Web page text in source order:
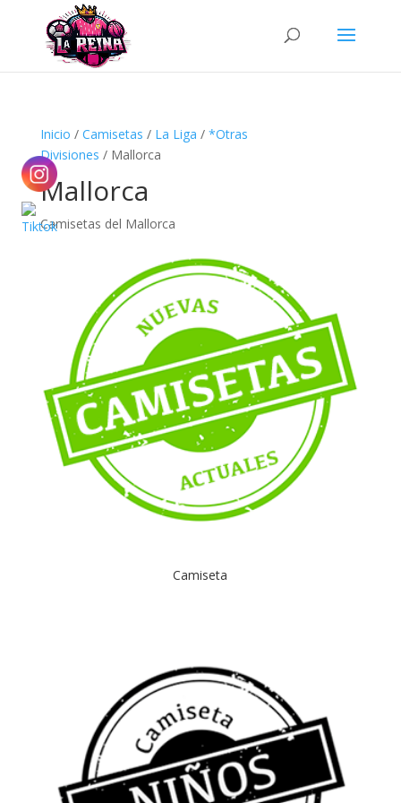
Búsqueda
productos
Inicio / Camisetas / La Liga / *Otras
Divisiones / Mallorca
Mallorca
Camisetas del Mallorca
Camiseta